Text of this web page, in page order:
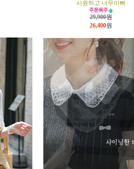
시원하고 너무이뻐
29,900원
26,400원